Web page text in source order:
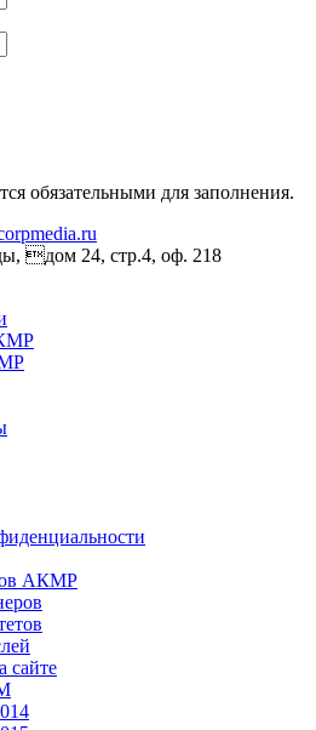
обязательными для заполнения.
дом 24, стр.4, оф. 218
АКМР
сайте